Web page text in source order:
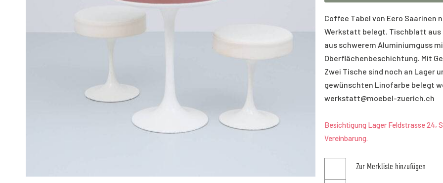
Coffee Tabel von Eero Saarinen
Werkstatt belegt. Tischblatt
aus schwerem Aluminiumguss
Oberflächenbeschichtung. Mit
Zwei Tische sind noch an Lager
gewünschten Linofarbe belegt
werkstatt@moebel-zuerich.ch
Besichtigung Lager Feldstrasse 24,
Vereinbarung.
Zur Merkliste hinzufügen